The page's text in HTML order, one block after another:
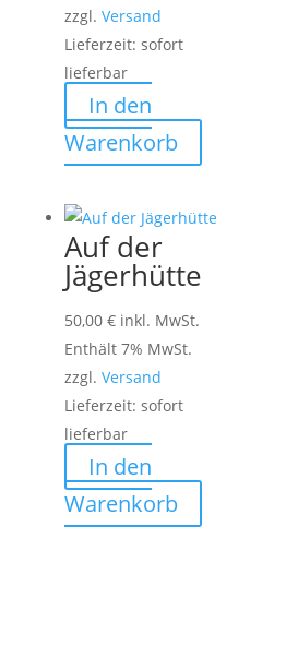
zzgl. Versand
Lieferzeit: sofort
lieferbar
In den
Warenkorb
Auf der
Jägerhütte
50,00 € inkl. MwSt.
Enthält 7% MwSt.
zzgl. Versand
Lieferzeit: sofort
lieferbar
In den
Warenkorb